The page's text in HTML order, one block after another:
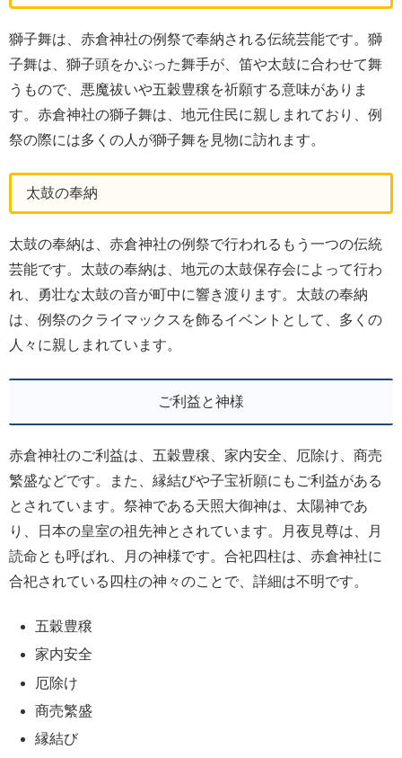
獅子舞は、赤倉神社の例祭で奉納される伝統芸能です。獅
子舞は、獅子頭をかぶった舞手が、笛や太鼓に合わせて舞
うもので、悪魔祓いや五穀豊穣を祈願する意味がありま
す。赤倉神社の獅子舞は、地元住民に親しまれており、例
祭の際には多くの人が獅子舞を見物に訪れます。
太鼓の奉納
太鼓の奉納は、赤倉神社の例祭で行われるもう一つの伝統
芸能です。太鼓の奉納は、地元の太鼓保存会によって行わ
れ、勇壮な太鼓の音が町中に響き渡ります。太鼓の奉納
は、例祭のクライマックスを飾るイベントとして、多くの
人々に親しまれています。
ご利益と神様
赤倉神社のご利益は、五穀豊穣、家内安全、厄除け、商売
繁盛などです。また、縁結びや子宝祈願にもご利益がある
とされています。祭神である天照大御神は、太陽神であ
り、日本の皇室の祖先神とされています。月夜見尊は、月
読命とも呼ばれ、月の神様です。合祀四柱は、赤倉神社に
合祀されている四柱の神々のことで、詳細は不明です。
五穀豊穣
家内安全
厄除け
商売繁盛
縁結び